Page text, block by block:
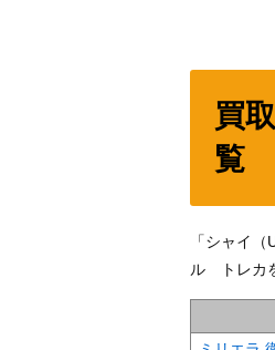
買
覧
「シャイ
ル トレカ